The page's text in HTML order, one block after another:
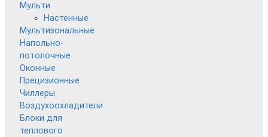
Мульти
Настенные
Мультизональные
Напольно-
потолочные
Оконные
Прецизионные
Чиллеры
Воздухоохладители
Блоки для
теплового